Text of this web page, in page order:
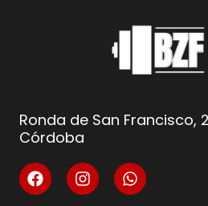
Ronda de San Francisco,
Córdoba